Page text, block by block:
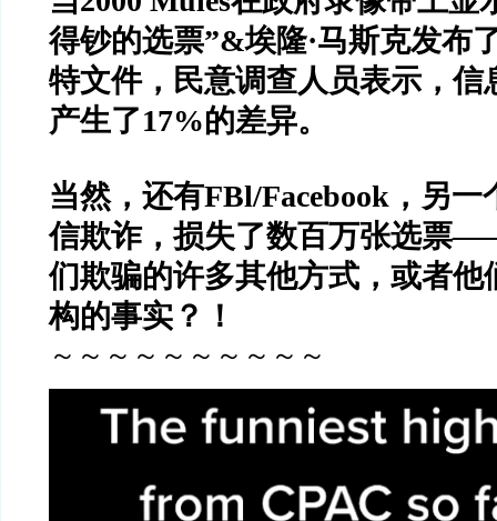
得钞的选票”&埃隆·马斯克发布
特文件，民意调查人员表示，信
产生了17%的差异。
当然，还有FBl/Facebook ，另
信欺诈，损失了数百万张选票
们欺骗的许多其他方式，或者他
构的事实？！
～～～～～～～～～～